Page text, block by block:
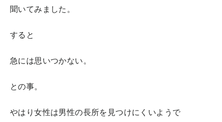
聞いてみました。
すると
急には思いつかない。
との事。
やはり女性は男性の長所を見つけにくいようで